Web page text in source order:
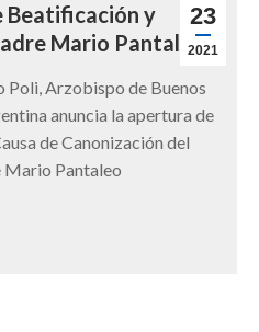
23
2021
Beatificación y
Mario Pantaleo
Poli, Arzobispo de Buenos
anuncia la apertura de
de Canonización del
Mario Pantaleo